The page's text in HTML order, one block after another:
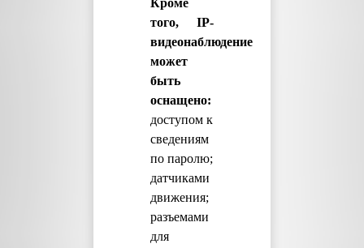
Кроме
того, IP-
видеонаблюдение
может
быть
оснащено:
доступом к
сведениям
по паролю;
датчиками
движения;
разъемами
для